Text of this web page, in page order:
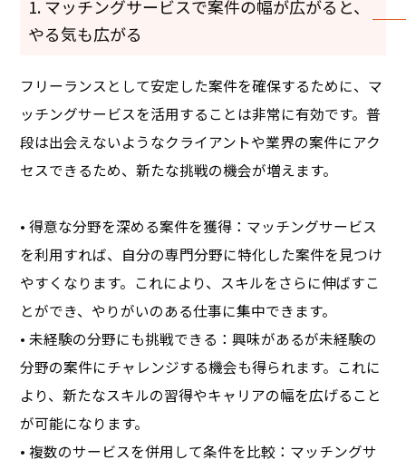
1. マッチングサービスで案件の幅が広がると、
やる気も広がる
フリーランスとして安定した案件を確保するために、マ
ッチングサービスを活用することは非常に有効です。普
段は出会えないようなクライアントや業界の案件にアク
セスできるため、新たな挑戦の機会が増えます。
• 得意な分野を深める案件を獲得：マッチングサービス
を利用すれば、自分の専門分野に特化した案件を見つけ
やすくなります。これにより、スキルをさらに伸ばすこ
とができ、やりがいのある仕事に集中できます。
• 未経験の分野にも挑戦できる：興味があるが未経験の
分野の案件にチャレンジする機会も得られます。これに
より、新たなスキルの習得やキャリアの幅を広げること
が可能になります。
• 複数のサービスを併用して条件を比較：マッチングサ